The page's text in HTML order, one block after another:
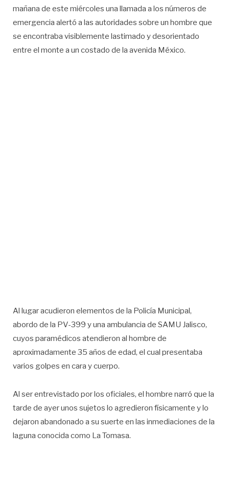
mañana de este miércoles una llamada a los números de
emergencia alertó a las autoridades sobre un hombre que
se encontraba visiblemente lastimado y desorientado
entre el monte a un costado de la avenida México.
Al lugar acudieron elementos de la Policía Municipal,
abordo de la PV-399 y una ambulancia de SAMU Jalisco,
cuyos paramédicos atendieron al hombre de
aproximadamente 35 años de edad, el cual presentaba
varios golpes en cara y cuerpo.
Al ser entrevistado por los oficiales, el hombre narró que la
tarde de ayer unos sujetos lo agredieron físicamente y lo
dejaron abandonado a su suerte en las inmediaciones de la
laguna conocida como La Tomasa.